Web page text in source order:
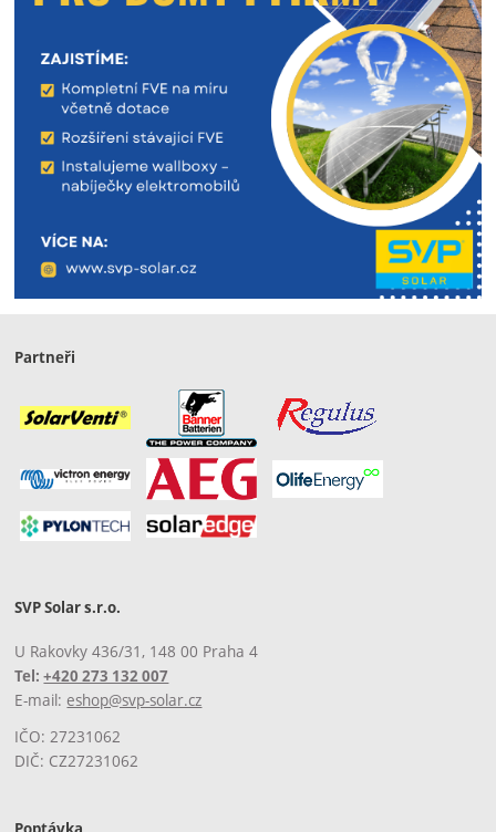
Partneři
SVP Solar s.r.o.
U Rakovky 436/31, 148 00 Praha 4
Tel:+420 273 132 007
E-mail: eshop@svp-solar.cz
IČO: 27231062
DIČ: CZ27231062